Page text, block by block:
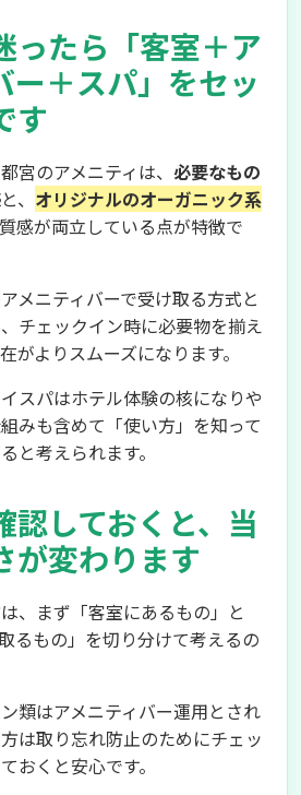
ったら「客室＋ア
ー＋スパ」をセッ
す
宮のアメニティは、 必要なもの
と、 オリジナルのオーガニック系
感が両立している点が特徴で
メニティバーで受け取る方式と
チェックイン時に必要物を揃え
がよりスムーズになります。
スパはホテル体験の核になりや
みも含めて「使い方」を知って
と考えられます。
認しておくと、当
が変わります
、まず「客室にあるもの」と
るもの」を切り分けて考えるの
類はアメニティバー運用とされ
は取り忘れ防止のためにチェッ
おくと安心です。